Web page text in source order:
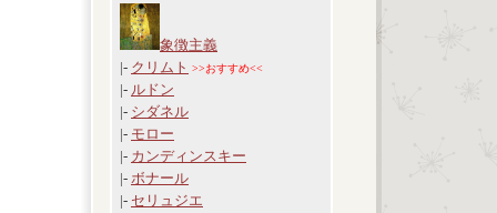
象徴主義
|- クリムト >>おすすめ<<
|- ルドン
|- シダネル
|- モロー
|- カンディンスキー
|- ボナール
|- セリュジエ